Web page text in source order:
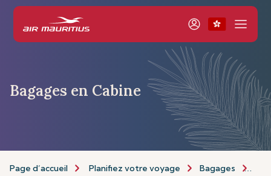
Bagages en Cabine
Page d’accueil Planifiez votre voyage Bagages